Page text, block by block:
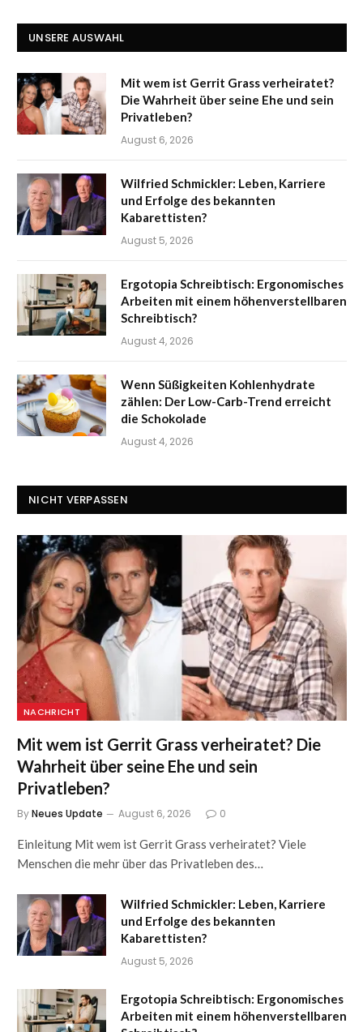
UNSERE AUSWAHL
Mit wem ist Gerrit Grass verheiratet?
Die Wahrheit über seine Ehe und sein
Privatleben?
August 6, 2026
Wilfried Schmickler: Leben, Karriere
und Erfolge des bekannten
Kabarettisten?
August 5, 2026
Ergotopia Schreibtisch: Ergonomisches
Arbeiten mit einem höhenverstellbaren
Schreibtisch?
August 4, 2026
Wenn Süßigkeiten Kohlenhydrate
zählen: Der Low-Carb-Trend erreicht
die Schokolade
August 4, 2026
NICHT VERPASSEN
NACHRICHT
Mit wem ist Gerrit Grass verheiratet? Die
Wahrheit über seine Ehe und sein
Privatleben?
ByNeues Update August 6, 2026 0
Einleitung Mit wem ist Gerrit Grass verheiratet? Viele
Menschen die mehr über das Privatleben des…
Wilfried Schmickler: Leben, Karriere
und Erfolge des bekannten
Kabarettisten?
August 5, 2026
Ergotopia Schreibtisch: Ergonomisches
Arbeiten mit einem höhenverstellbaren